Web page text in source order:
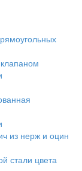
из нерж и оцин
стали цвета